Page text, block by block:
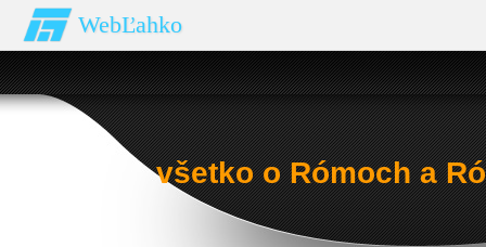
WebĽahko
všetko o Rómoch a